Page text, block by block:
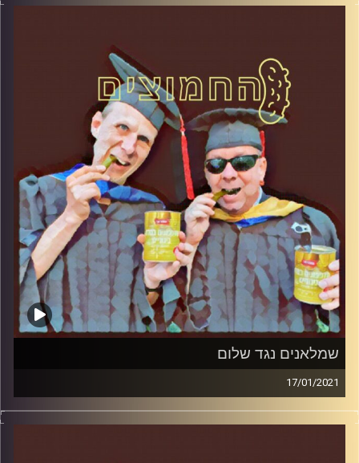
עם פרופסור בועז בן-דוד ופרופסור גלעד
הירשברגר
והפעם: מיזוגים ורכישות לפני סגירת הרשימות
קרדיט תמונות:AudioVersity
שמלאנים נגד שלום
17/01/2021
החמוצים – בפעם הרביעית